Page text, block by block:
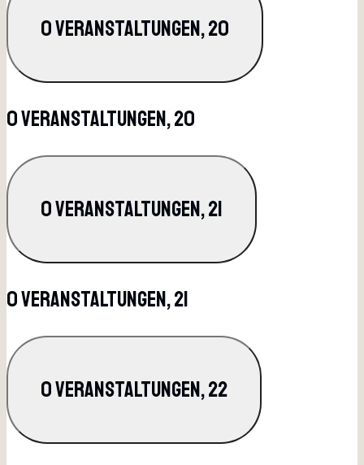
0 Veranstaltungen,20
0 Veranstaltungen,20
0 Veranstaltungen,21
0 Veranstaltungen,21
0 Veranstaltungen,22